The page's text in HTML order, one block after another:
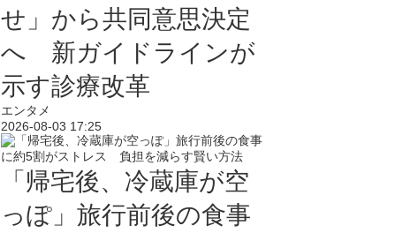
せ」から共同意思決定
へ 新ガイドラインが
示す診療改革
エンタメ
2026-08-03 17:25
「帰宅後、冷蔵庫が空
っぽ」旅行前後の食事